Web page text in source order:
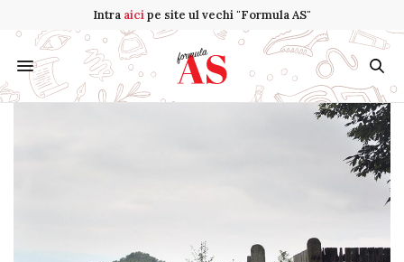
Intra aicipe site ul vechi "Formula AS"